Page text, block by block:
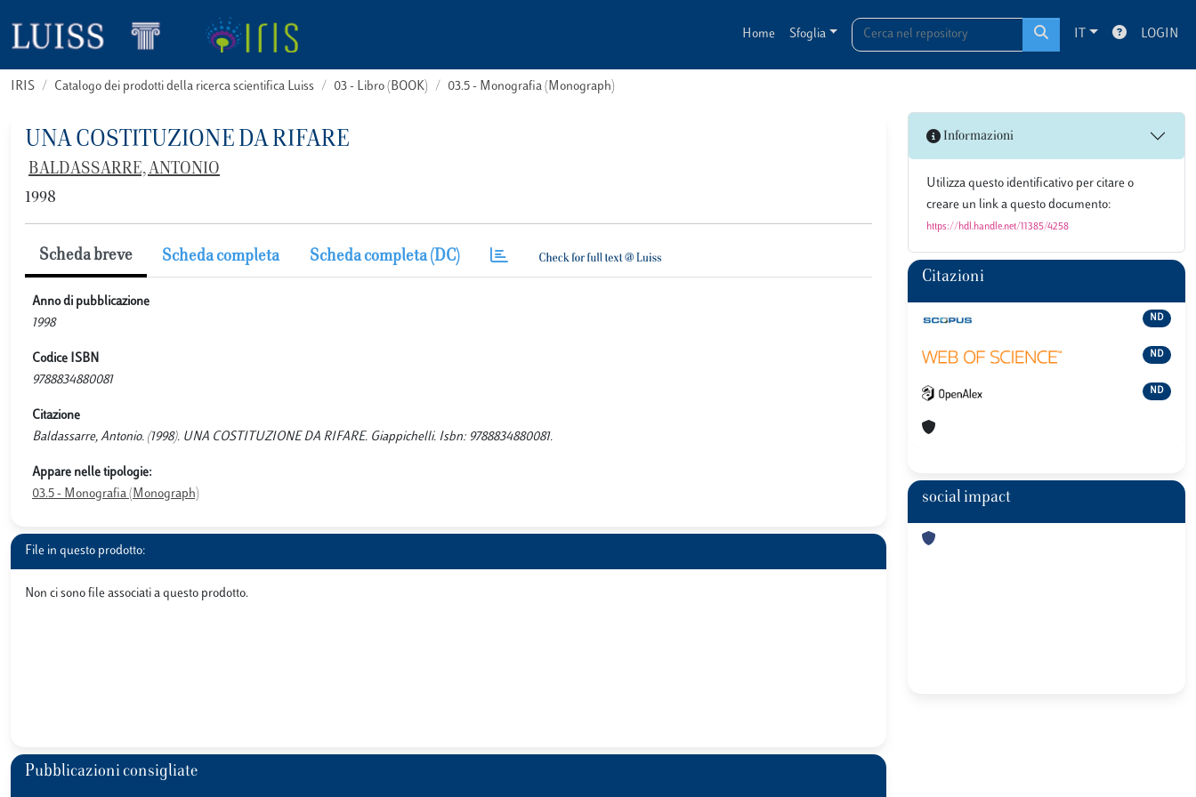
Home Sfoglia IT LOGIN
IRIS Catalogo dei prodotti della ricerca scientifica Luiss 03 - Libro (BOOK) 03.5 - Monografia (Monograph)
UNA COSTITUZIONE DA RIFARE
BALDASSARRE, ANTONIO
1998
Scheda breve Scheda completa Scheda completa (DC)
Anno di pubblicazione
1998
Codice ISBN
9788834880081
Citazione
Baldassarre, Antonio. (1998). UNA COSTITUZIONE DA RIFARE. Giappichelli. Isbn: 9788834880081.
Appare nelle tipologie:
03.5 - Monografia (Monograph)
File in questo prodotto:
Non ci sono file associati a questo prodotto.
Pubblicazioni consigliate
Informazioni
Utilizza questo identificativo per citare o
creare un link a questo documento:
https://hdl.handle.net/11385/4258
Citazioni
ND
ND
ND
social impact